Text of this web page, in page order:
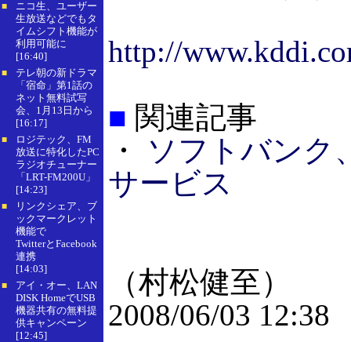
■
ニコ生、ユーザー
生放送などでもタ
イムシフト機能が
利用可能に
[16:40]
■
テレ朝の新ドラマ
「宿命」第1話の
ネット無料試写
会、1月13日から
[16:17]
■
ロジテック、FM
放送に特化したPC
ラジオチューナー
「LRT-FM200U」
[14:23]
■
リンクシェア、ブ
ックマークレット
機能で
TwitterとFacebook
連携
[14:03]
■
アイ・オー、LAN
DISK HomeでUSB
機器共有の無料提
供キャンペーン
[12:45]
http://
■ 関連記事
・
ソフトバンク
サービス
（村松健至）
2008/06/03 12:38